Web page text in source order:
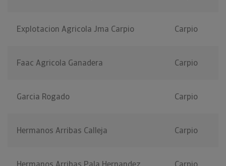
Explotacion Agricola Jma Carpio Carpio
Faac Agricola Ganadera Carpio
Garcia Rogado Carpio
Hermanos Arribas Calleja Carpio